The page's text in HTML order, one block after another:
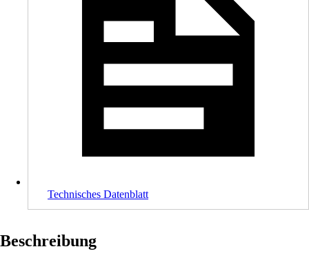
Technisches Datenblatt
Beschreibung